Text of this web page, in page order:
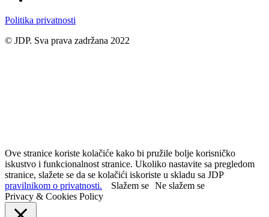
Politika privatnosti
© JDP. Sva prava zadržana 2022
Ove stranice koriste kolačiće kako bi pružile bolje korisničko
iskustvo i funkcionalnost stranice. Ukoliko nastavite sa pregledom
stranice, slažete se da se kolačići iskoriste u skladu sa JDP
pravilnikom o privatnosti.
Slažem se Ne slažem se
Privacy & Cookies Policy